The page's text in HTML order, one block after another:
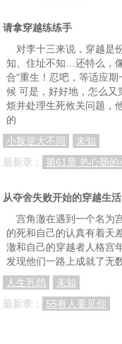
请拿穿越练练手
对李十三来说，穿越是
知、住址不知…还特么，
合“重生！忍吧，等适应
候 可是，好好地，怎么
烦并处理生死攸关问题，
的
小叛逆大不同
未知
最新章：
第61章 热心肠的
从夺舍失败开始的穿越生活
宫角澈在遇到一个名为
的死和自己的认真有着天
澈和自己的穿越者人格宫
发现他们一路上成就了无
人生乳鸽
未知
最新章：
55有人要见你